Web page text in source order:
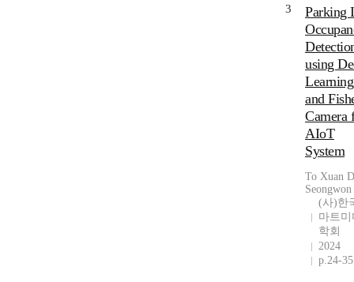
3
Parking
using
Learning
and
Camera
AIoT
System
To Xuan
(사)한
마트
학회
2024
p.24-35